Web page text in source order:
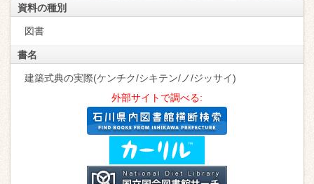
資料の種別
図書
書名
建築式典の実際(ケンチク/シキテン/ノ/ジッサイ)
外部サイトで調べる: